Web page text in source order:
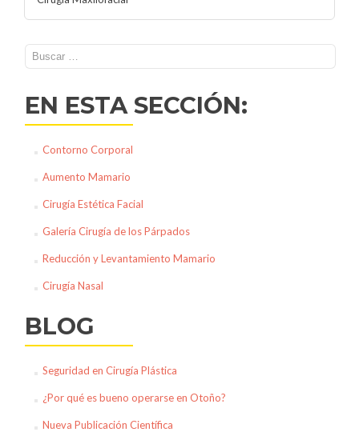
Buscar:
EN ESTA SECCIÓN:
Contorno Corporal
Aumento Mamario
Cirugía Estética Facial
Galería Cirugía de los Párpados
Reducción y Levantamiento Mamario
Cirugía Nasal
BLOG
Seguridad en Cirugía Plástica
¿Por qué es bueno operarse en Otoño?
Nueva Publicación Científica